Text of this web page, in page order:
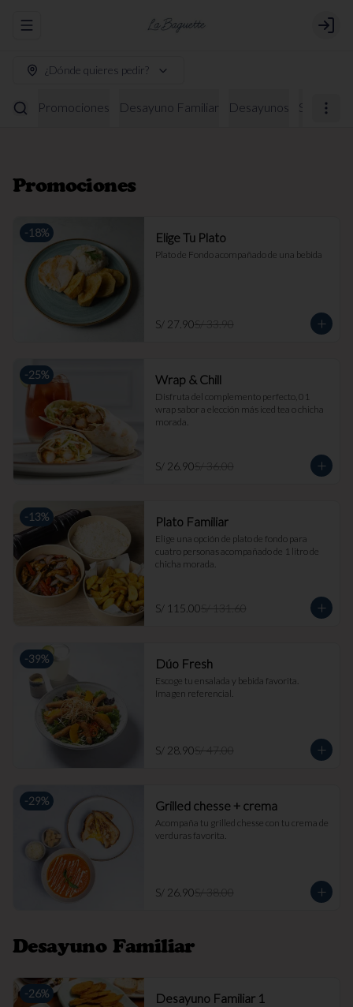
Abrir menu de navegación Login
¿Dónde quieres pedir?
Promociones Desayuno Familiar Desayunos
Promociones
-18% Elige Tu Plato
Plato de Fondo acompañado de una bebida
S/ 27.90S/ 33.90
-25% Wrap & Chill
Disfruta del complemento perfecto, 01
wrap sabor a elección más iced tea o chicha
morada.
S/ 26.90S/ 36.00
-13% Plato Familiar
Elige una opción de plato de fondo para
cuatro personas acompañado de 1 litro de
chicha morada.
S/ 115.00S/ 131.60
-39% Dúo Fresh
Escoge tu ensalada y bebida favorita.
Imagen referencial.
S/ 28.90S/ 47.00
-29% Grilled chesse + crema
Acompaña tu grilled chesse con tu crema de
verduras favorita.
S/ 26.90S/ 38.00
Desayuno Familiar
-26% Desayuno Familiar 1